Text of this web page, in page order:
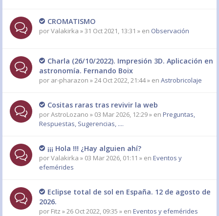
CROMATISMO
porValakirka » 31 Oct 2021, 13:31 » en Observación
Charla (26/10/2022). Impresión 3D. Aplicación en
astronomía. Fernando Boix
por ar-pharazon » 24 Oct 2022, 21:44 » en Astrobricolaje
Cositas raras tras revivir la web
porAstroLozano » 03 Mar 2026, 12:29 » en Preguntas,
Respuestas, Sugerencias, ....
¡¡¡ Hola !!! ¿Hay alguien ahí?
porValakirka » 03 Mar 2026, 01:11 » en Eventos y
efemérides
Eclipse total de sol en España. 12 de agosto de
2026.
por Fitz » 26 Oct 2022, 09:35 » en Eventos y efemérides